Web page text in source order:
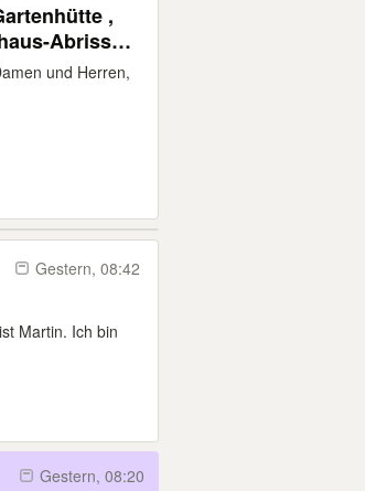
,
Abriss
und Herren,
Gestern, 08:42
Martin. Ich bin
Gestern, 08:20